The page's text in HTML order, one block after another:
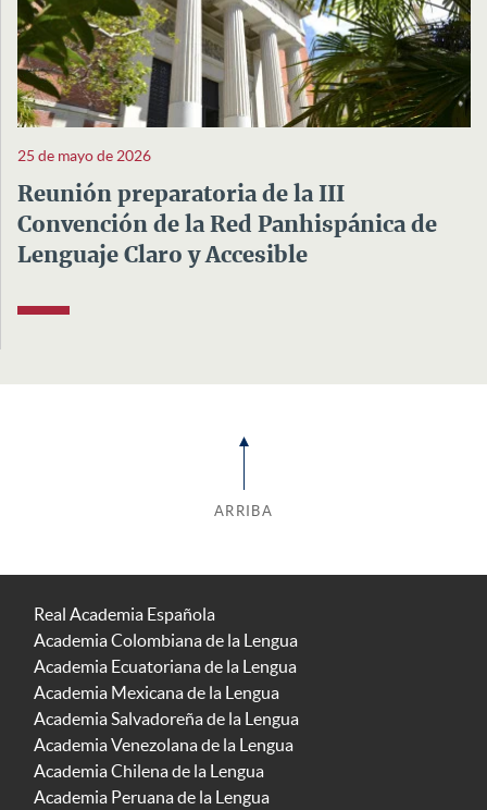
25 de mayo de 2026
Reunión preparatoria de la III
Convención de la Red Panhispánica de
Lenguaje Claro y Accesible
ARRIBA
Real Academia Española
Academia Colombiana de la Lengua
Academia Ecuatoriana de la Lengua
Academia Mexicana de la Lengua
Academia Salvadoreña de la Lengua
Academia Venezolana de la Lengua
Academia Chilena de la Lengua
Academia Peruana de la Lengua